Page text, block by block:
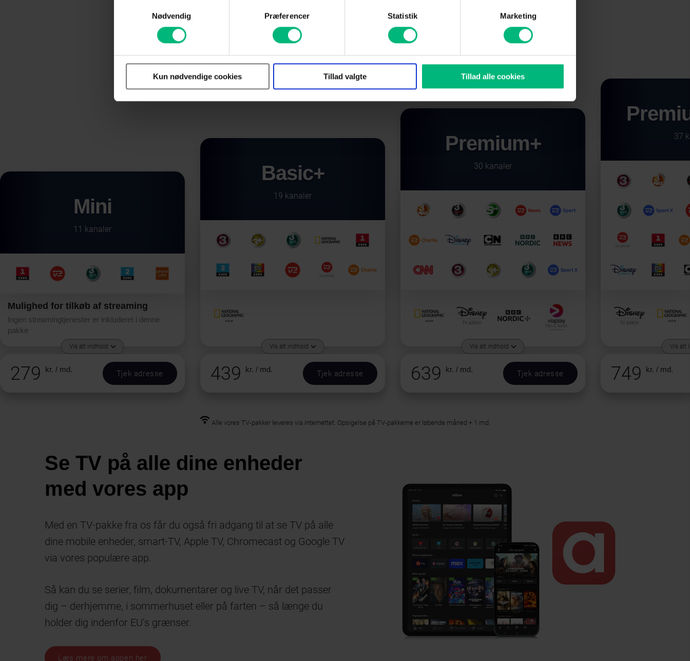
Nødvendig
Præferencer Statistik Marketing
Kun nødvendige cookies Tillad valgte Tillad alle cookies
Med en TV-pakke fra Altibox er du garanteret
underholdning i særklasse
Mini
11 kanaler
Mulighed for tilkøb af streaming
Ingen streamingtjenester er inkluderet i denne
pakke
Vis alt indhold
279 kr. / md. Tjek adresse
Basic+
19 kanaler
Vis alt indhold
439 kr. / md. Tjek adresse
Premium+
30 kanaler
Vis alt indhold
639 kr. / md. Tjek adresse
37
Vis alt
749 kr. / md.
Alle vores TV-pakker leveres via internettet. Opsigelse på TV-pakkerne er løbende måned + 1 md.
Se TV på alle dine enheder
med vores app
Med en TV-pakke fra os får du også fri adgang til at se TV på alle
dine mobile enheder, smart-TV, Apple TV, Chromecast og Google TV
via vores populære app.
Så kan du se serier, film, dokumentarer og live TV, når det passer
dig – derhjemme, i sommerhuset eller på farten – så længe du
holder dig indenfor EU’s grænser.
Læs mere om appen her